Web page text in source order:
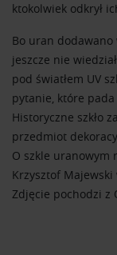
ktokolwiek odkrył
Bo uran
jeszcze nie
pod światłem UV
pytanie, które pada
Historyczne szkło
przedmiot
O szkle uranowym
Krzysztof
Zdjęcie pochodzi z